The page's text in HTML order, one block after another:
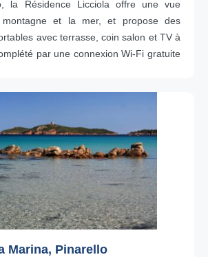
la Résidence Licciola offre une vue
et la mer, et propose des
avec terrasse, coin salon et TV à
par une connexion Wi-Fi gratuite
Marina, Pinarello